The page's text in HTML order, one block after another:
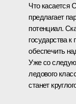
Что касается
предлагает
потенциал.
государства к
обеспечить
Уже со
ледового
станет